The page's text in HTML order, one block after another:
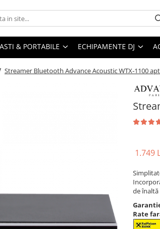
& PORTABILE ECHIPAMENTE DJ
Streamer Bluetooth Advance Acoustic WTX-1100
1.749
de
Rate